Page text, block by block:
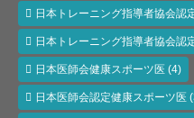
日本トレーニング指導者協会認
日本トレーニング指導者協会認
日本医師会健康スポーツ医 (4)
日本医師会認定健康スポーツ医